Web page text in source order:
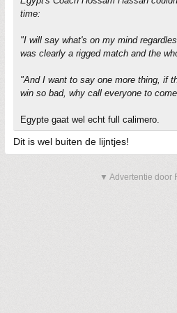
time:
"I will say what's on my mind
was clearly a rigged match and the
"And I want to say one more thing, if
win so bad, why call everyone to
Egypte gaat wel echt full calimero.
Dit is wel buiten de lijntjes!
▼ Advertentie door